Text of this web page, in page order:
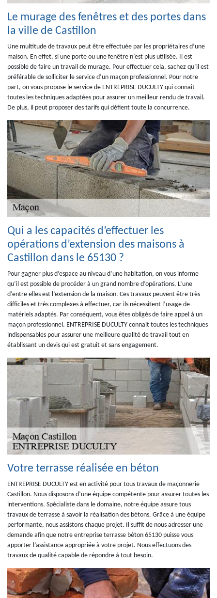
Le murage des fenêtres et des portes dans
la ville de Castillon
Une multitude de travaux peut être effectuée par les propriétaires d’une
maison. En effet, si une porte ou une fenêtre n’est plus utilisée. Il est
possible de faire un travail de murage. Pour effectuer cela, sachez qu’il est
préférable de solliciter le service d’un maçon professionnel. Pour notre
part, on vous propose le service de ENTREPRISE DUCULTY qui connait
toutes les techniques adaptées pour assurer un meilleur rendu de travail.
De plus, il peut proposer des tarifs qui défient toute la concurrence.
Qui a les capacités d’effectuer les
opérations d’extension des maisons à
Castillon dans le 65130 ?
Pour gagner plus d’espace au niveau d’une habitation, on vous informe
qu’il est possible de procéder à un grand nombre d’opérations. L’une
d’entre elles est l’extension de la maison. Ces travaux peuvent être très
difficiles et très complexes à effectuer, car ils nécessitent l’usage de
matériels adaptés. Par conséquent, vous êtes obligés de faire appel à un
maçon professionnel. ENTREPRISE DUCULTY connait toutes les techniques
indispensables pour assurer une meilleure qualité de travail tout en
établissant un devis qui est gratuit et sans engagement.
Votre terrasse réalisée en béton
ENTREPRISE DUCULTY est en activité pour tous travaux de maçonnerie
Castillon. Nous disposons d’une équipe compétente pour assurer toutes les
interventions. Spécialiste dans le domaine, notre équipe assure tous
travaux de terrasse à savoir la réalisation des bétons. Grâce à une équipe
performante, nous assistons chaque projet. Il suffit de nous adresser une
demande afin que notre entreprise terrasse béton 65130 puisse vous
apporter l’assistance appropriée à votre projet. Nous effectuons des
travaux de qualité capable de répondre à tout besoin.